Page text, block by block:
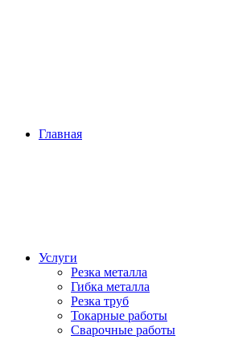
Главная
Услуги
Резка металла
Гибка металла
Резка труб
Токарные работы
Сварочные работы